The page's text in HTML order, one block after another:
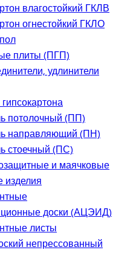
влагостойкий ГКЛВ
огнестойкий ГКЛО
плиты (ПГП)
удлинители
потолочный (ПП)
направляющий (ПН)
стоечный (ПС)
и маячковые
изделия
доски (АЦЭИД)
листы
непрессованный